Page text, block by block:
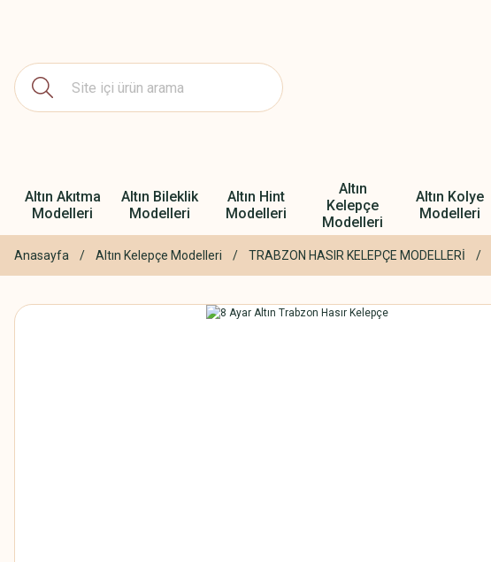
Altın Akıtma
Modelleri
Altın Bileklik
Modelleri
Altın Hint
Modelleri
Altın
Kelepçe
Modelleri
Altın Kolye
Modelleri
Anasayfa Altın Kelepçe Modelleri TRABZON HASIR KELEPÇE MODELLERİ